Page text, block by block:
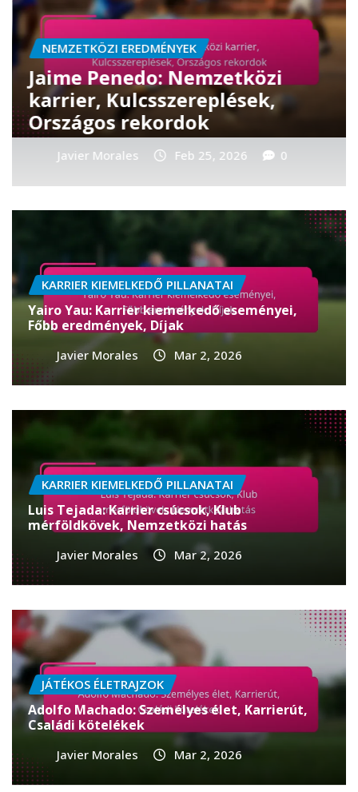
NEMZETKÖZI EREDMÉNYEK
Adolfo Machado:
Válogatottbeli hozzájárulások,
Nemzetközi siker, Eredmények
Javier Morales Feb 25, 2026 0
KARRIER KIEMELKEDŐ PILLANATAI
Yairo Yau: Karrier kiemelkedő eseményei,
Főbb eredmények, Díjak
Javier Morales Mar 2, 2026
KARRIER KIEMELKEDŐ PILLANATAI
Luis Tejada: Karrier csúcsok, Klub
mérföldkövek, Nemzetközi hatás
Javier Morales Mar 2, 2026
JÁTÉKOS ÉLETRAJZOK
Adolfo Machado: Személyes élet, Karrierút,
Családi kötelékek
Javier Morales Mar 2, 2026